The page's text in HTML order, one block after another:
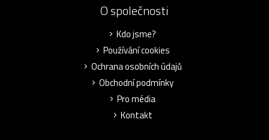
O společnosti
Kdo jsme?
Používání cookies
Ochrana osobních údajů
Obchodní podmínky
Pro média
Kontakt